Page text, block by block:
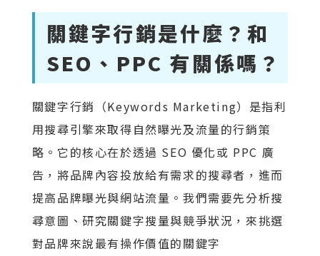
關鍵字行銷是什麼？和
SEO、PPC 有關係嗎？
關鍵字行銷（Keywords Marketing）是指利
用搜尋引擎來取得自然曝光及流量的行銷策
略。它的核心在於透過 SEO 優化或 PPC 廣
告，將品牌內容投放給有需求的搜尋者，進而
提高品牌曝光與網站流量。我們需要先分析搜
尋意圖、研究關鍵字搜量與競爭狀況，來挑選
對品牌來說最有操作價值的關鍵字